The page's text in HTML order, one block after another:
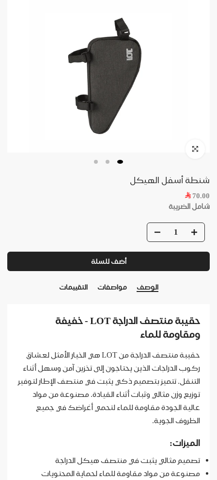
شنطة أسفل الهيكل
70.00
شامل الضريبة
أضف للسلة
الوصف مواصفات التقييمات
حقيبة منتصف الدراجة LOT - خفيفة
ومقاومة للماء
حقيبة منتصف الدراجة من LOT هي الخيار الأمثل لعشاق
ركوب الدراجات الذين يحتاجون إلى تخزين آمن وسهل أثناء
التنقل. تتميز بتصميم ذكي يثبت في منتصف الإطار لتوفير
توزيع وزن مثالي وثبات أثناء القيادة. مصنوعة من مواد
عالية الجودة مقاومة للماء لتحمي أغراضك في جميع
الظروف الجوية.
الميزات:
تصميم مثالي يثبت في منتصف هيكل الدراجة
مصنوعة من مواد مقاومة للماء لحماية المحتويات